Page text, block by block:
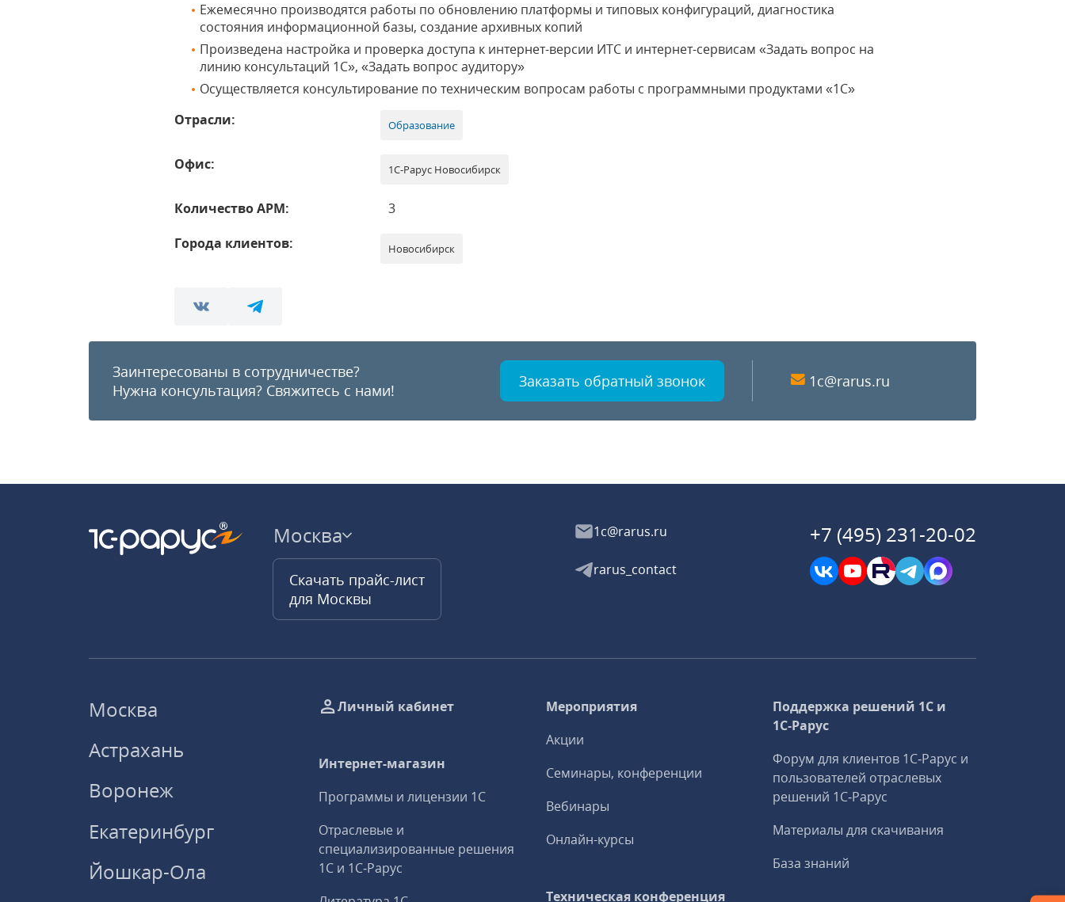
Ежемесячно производятся работы по обновлению платформы и типовых конфигураций, диагностика
состояния информационной базы, создание архивных копий
Произведена настройка и проверка доступа к интернет-версии ИТС и интернет-сервисам «Задать вопрос на
линию консультаций 1С», «Задать вопрос аудитору»
Осуществляется консультирование по техническим вопросам работы с программными продуктами «1С»
Отрасли:
Образование
Офис: 1С-Рарус Новосибирск
Количество АРМ:
3
Города клиентов:
Новосибирск
Заинтересованы в сотрудничестве?
Нужна консультация? Свяжитесь с нами! Заказать обратный звонок 1c@rarus.ru
Москва
Скачать прайс-лист
для Москвы
1c@rarus.ru
rarus_contact
+7 (495) 231-20-02
Москва
Астрахань
Воронеж
Екатеринбург
Йошкар-Ола
Личный кабинет
Интернет-магазин
Программы и лицензии 1С
Отраслевые и
специализированные решения
1С и 1С‑Рарус
Мероприятия
Акции
Семинары, конференции
Вебинары
Онлайн-курсы
Техническая конференция
Поддержка решений 1С и
1С‑Рарус
Форум для клиентов 1С‑Рарус и
пользователей отраслевых
решений 1С‑Рарус
Материалы для скачивания
База знаний